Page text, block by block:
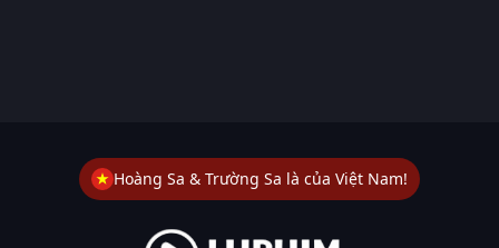
Hoàng Sa & Trường Sa là của Việt Nam!